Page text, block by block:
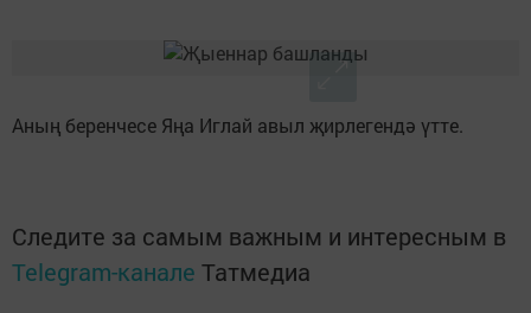
Аның беренчесе Яңа Иглай авыл җирлегендә үтте.
Следите за самым важным и интересным в
Telegram-канале Татмедиа